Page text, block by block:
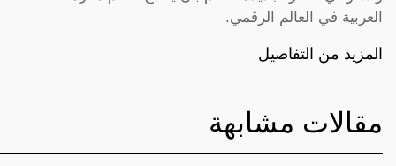
العربية في العالم الرقمي.
المزيد من التفاصيل
مقالات مشابهة